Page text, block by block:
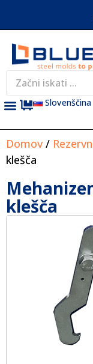
Slovenščina
Domov/
klešča
klešča